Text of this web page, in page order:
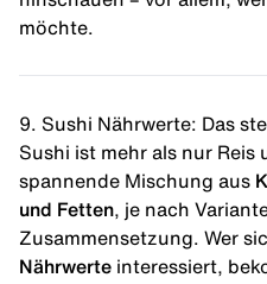
möchte.
9. Sushi Nährwerte: Das
Sushi ist mehr als nur Reis
spannende Mischung aus
und Fetten , je nach
Zusammensetzung. Wer
Nährwerte interessiert,